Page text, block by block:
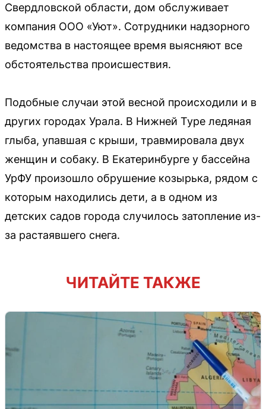
Свердловской области, дом обслуживает
компания ООО «Уют». Сотрудники надзорного
ведомства в настоящее время выясняют все
обстоятельства происшествия.
Подобные случаи этой весной происходили и в
других городах Урала. В Нижней Туре ледяная
глыба, упавшая с крыши, травмировала двух
женщин и собаку. В Екатеринбурге у бассейна
УрФУ произошло обрушение козырька, рядом с
которым находились дети, а в одном из
детских садов города случилось затопление из-
за растаявшего снега.
ЧИТАЙТЕ ТАКЖЕ